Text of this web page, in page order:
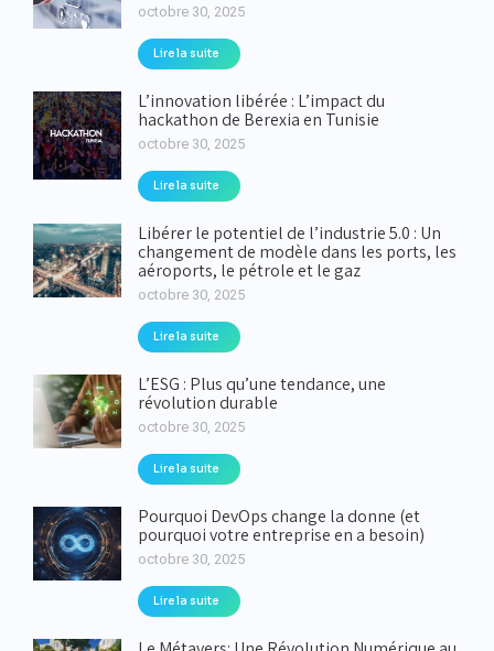
octobre 30, 2025
Lire la suite
L’innovation libérée : L’impact du
hackathon de Berexia en Tunisie
octobre 30, 2025
Lire la suite
Libérer le potentiel de l’industrie 5.0 : Un
changement de modèle dans les ports, les
aéroports, le pétrole et le gaz
octobre 30, 2025
Lire la suite
L’ESG : Plus qu’une tendance, une
révolution durable
octobre 30, 2025
Lire la suite
Pourquoi DevOps change la donne (et
pourquoi votre entreprise en a besoin)
octobre 30, 2025
Lire la suite